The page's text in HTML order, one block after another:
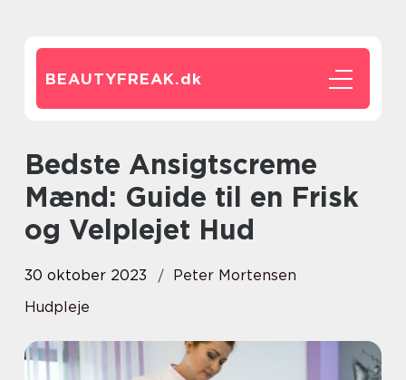
BEAUTYFREAK.dk
Bedste Ansigtscreme
Mænd: Guide til en Frisk
og Velplejet Hud
30 oktober 2023
Peter Mortensen
Hudpleje